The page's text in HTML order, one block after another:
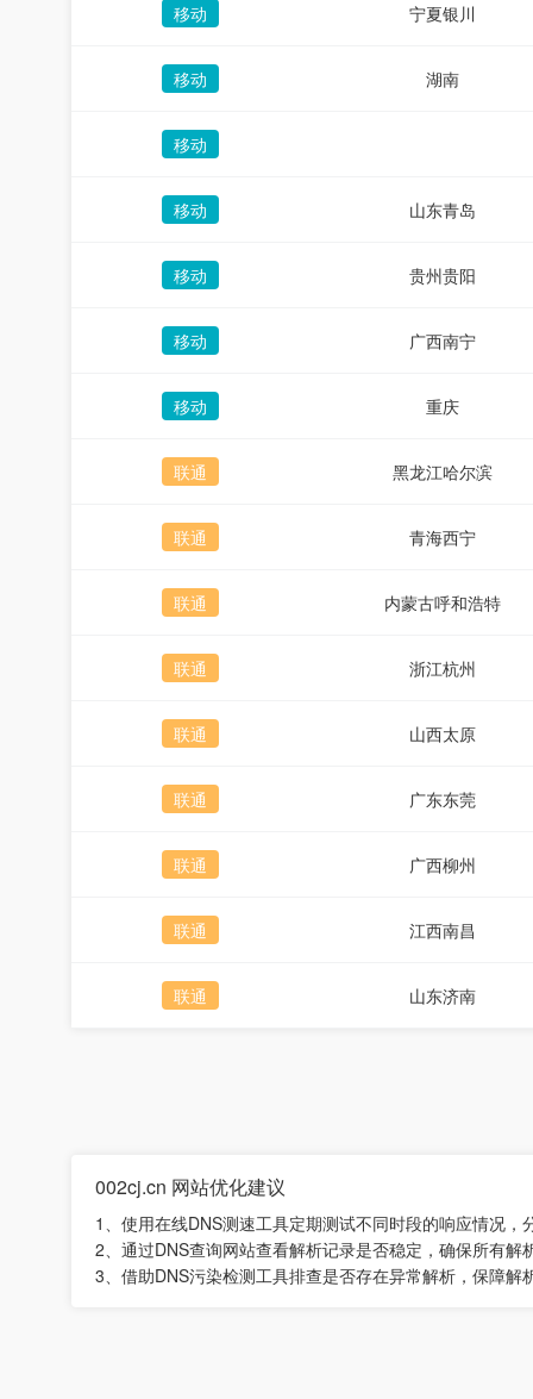
移动 宁夏银川
移动 湖南
移动
移动 山东青岛
移动 贵州贵阳
移动 广西南宁
移动 重庆
联通 黑龙江哈尔滨
联通 青海西宁
联通 内蒙古呼和浩特
联通 浙江杭州
联通 山西太原
联通 广东东莞
联通 广西柳州
联通 江西南昌
联通 山东济南
002cj.cn 网站优化建议
1、使用在线DNS测速工具定期测试不同时段的响应情况，
2、通过DNS查询网站查看解析记录是否稳定，确保所有解
3、借助DNS污染检测工具排查是否存在异常解析，保障解